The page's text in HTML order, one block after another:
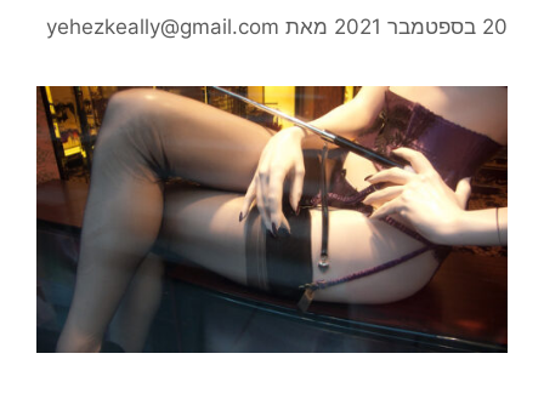
20 בספטמבר 2021 מאת yehezkeally@gmail.com